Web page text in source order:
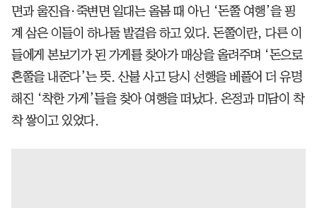
면과 울진읍·죽변면 일대는 올봄 때 아닌 ‘돈쭐 여행’을 핑
계 삼은 이들이 하나둘 발걸음 하고 있다. 돈쭐이란, 다른 이
들에게 본보기가 된 가게를 찾아가 매상을 올려주며 ‘돈으로
혼쭐을 내준다’는 뜻. 산불 사고 당시 선행을 베풀어 더 유명
해진 ‘착한 가게’들을 찾아 여행을 떠났다. 온정과 미담이 착
착 쌓이고 있었다.